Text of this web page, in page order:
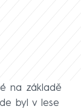
na základě
byl v lese